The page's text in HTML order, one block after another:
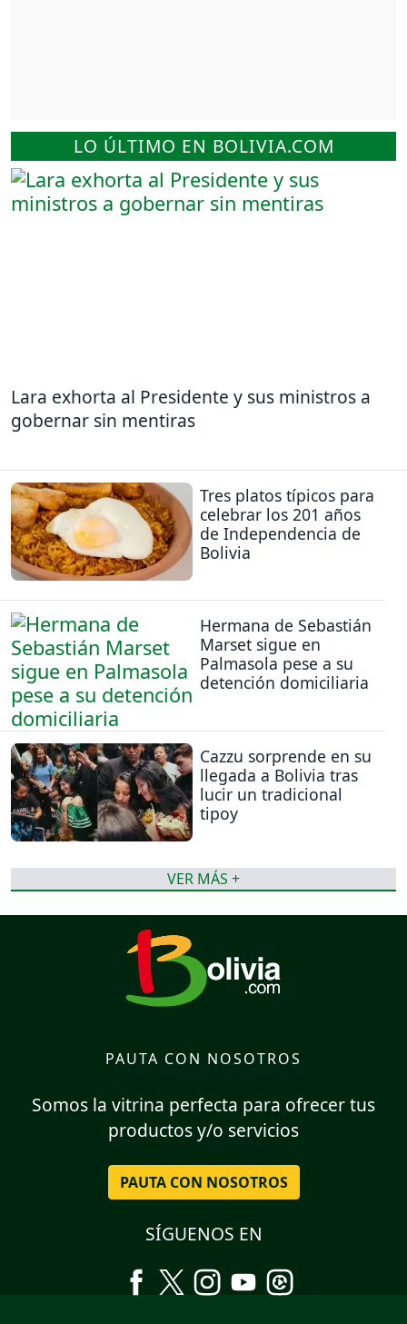
LO ÚLTIMO EN BOLIVIA.COM
Lara exhorta al Presidente y sus ministros a
gobernar sin mentiras
Tres platos típicos para
celebrar los 201 años
de Independencia de
Bolivia
Hermana de Sebastián
Marset sigue en
Palmasola pese a su
detención domiciliaria
Cazzu sorprende en su
llegada a Bolivia tras
lucir un tradicional
tipoy
VER MÁS +
PAUTA CON NOSOTROS
Somos la vitrina perfecta para ofrecer tus
productos y/o servicios
PAUTA CON NOSOTROS
SÍGUENOS EN